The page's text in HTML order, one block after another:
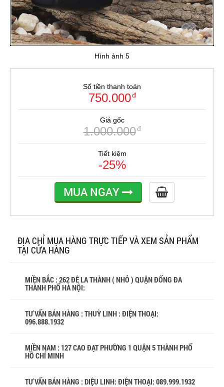
Hình ảnh 5
Số tiền thanh toán
750.000đ
Giá gốc
1.000.000đ
Tiết kiệm
-25%
MUA NGAY
ĐỊA CHỈ MUA HÀNG TRỰC TIẾP VÀ XEM SẢN PHẨM
TẠI CỬA HÀNG
MIỀN BẮC : 262 ĐÊ LA THÀNH ( NHỎ ) QUẬN ĐỐNG ĐA
THÀNH PHỐ HÀ NỘI:
TƯ VẤN BÁN HÀNG : THUỲ LINH : ĐIỆN THOẠI:
096.888.1932
MIỀN NAM : 127 CAO ĐẠT PHƯỜNG 1 QUẬN 5 THÀNH PHỐ
HỒ CHÍ MINH
TƯ VẤN BÁN HÀNG : DIỆU LINH: ĐIỆN THOẠI: 089.999.1932